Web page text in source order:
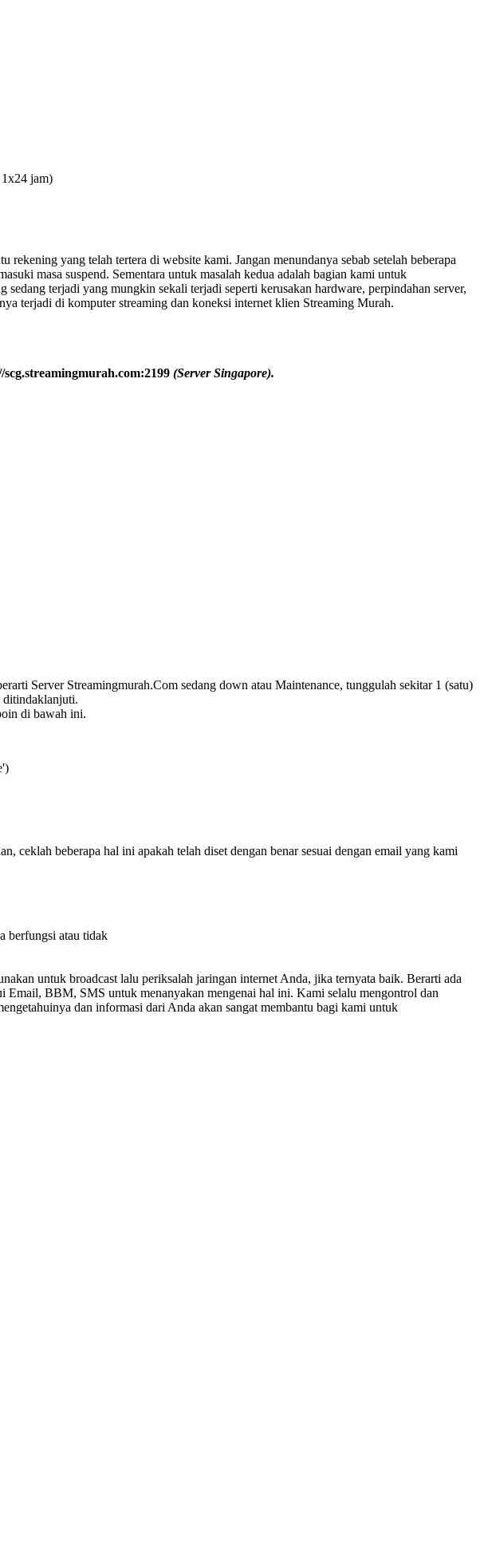
jam)
yang telah tertera di website kami. Jangan menundanya sebab setelah beberapa
masa suspend. Sementara untuk masalah kedua adalah bagian kami untuk
terjadi yang mungkin sekali terjadi seperti kerusakan hardware, perpindahan server,
terjadi di komputer streaming dan koneksi internet klien Streaming Murah.
(Server Singapore).
Server Streamingmurah.Com sedang down atau Maintenance, tunggulah sekitar 1 (satu)
ditindaklanjuti.
di bawah ini.
ceklah beberapa hal ini apakah telah diset dengan benar sesuai dengan email yang kami
berfungsi atau tidak
untuk broadcast lalu periksalah jaringan internet Anda, jika ternyata baik. Berarti ada
Email, BBM, SMS untuk menanyakan mengenai hal ini. Kami selalu mengontrol dan
dan informasi dari Anda akan sangat membantu bagi kami untuk